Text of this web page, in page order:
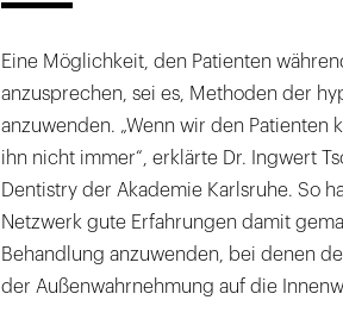
Eine Möglichkeit, den Patienten
anzusprechen, sei es, Methoden der
anzuwenden. „Wenn wir den
ihn nicht immer“, erklärte Dr. Ingwert
Dentistry der Akademie Karlsruhe. So
Netzwerk gute Erfahrungen damit
Behandlung anzuwenden, bei denen
der Außenwahrnehmung auf die